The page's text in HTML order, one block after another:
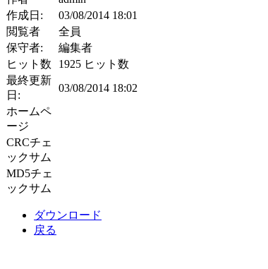
作成日:
03/08/2014 18:01
閲覧者
全員
保守者:
編集者
ヒット数
1925 ヒット数
最終更新
日:
03/08/2014 18:02
ホームペ
ージ
CRCチェ
ックサム
MD5チェ
ックサム
ダウンロード
戻る